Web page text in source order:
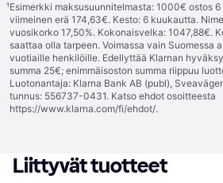
¹Esimerkki maksusuunnitelmasta: 1000€ ostos 6
viimeinen erä 174,63€. Kesto: 6 kuukautta.
vuosikorko 17,50%. Kokonaisvelka: 1047,88€.
saattaa olla tarpeen. Voimassa vain Suomessa
vuotiaille henkilöille. Edellyttää Klarnan
summa 25€; enimmäisoston summa riippuu
Luotonantaja: Klarna Bank AB (publ),
tunnus: 556737-0431. Katso ehdot osoitteesta
https://www.klarna.com/fi/ehdot/.
Liittyvät tuotteet